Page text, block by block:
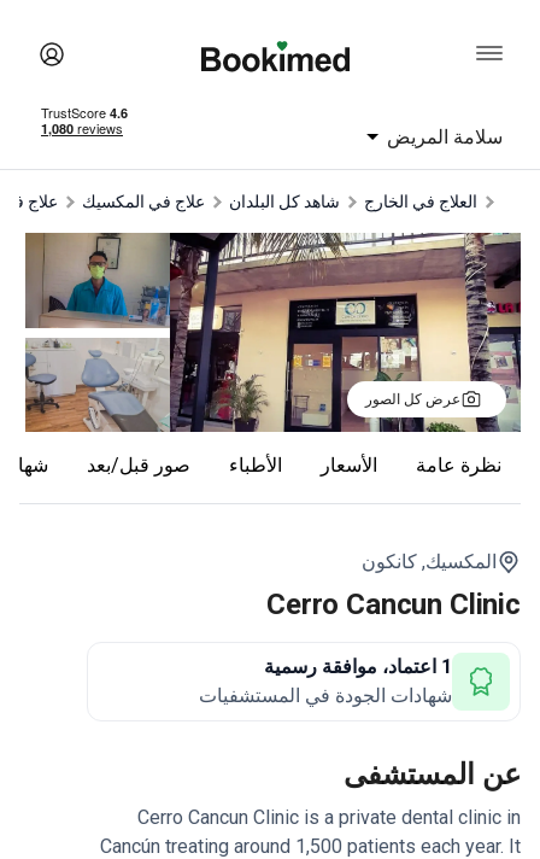
سلامة المريض
العلاج في الخارج شاهد كل البلدان علاج في المكسيك علاج
عرض كل الصور
نظرة عامة الأسعار الأطباء صور قبل/بعد
المكسيك, كانكون
Cerro Cancun Clinic
1 اعتماد، موافقة رسمية
شهادات الجودة في المستشفيات
عن المستشفى
Cerro Cancun Clinic is a private dental clinic in
Cancún treating around 1,500 patients each year. It